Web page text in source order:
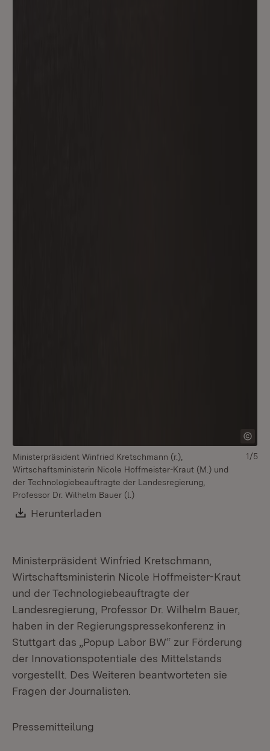
Ministerpräsident Winfried Kretschmann (r.),
Wirtschaftsministerin Nicole Hoffmeister-Kraut (M.) und
der Technologiebeauftragte der Landesregierung,
Professor Dr. Wilhelm Bauer (l.)
Download:
Herunterladen
1/5
Ministerpräsident Winfried Kretschmann,
Wirtschaftsministerin Nicole Hoffmeister-Kraut
und der Technologiebeauftragte der
Landesregierung, Professor Dr. Wilhelm Bauer,
haben in der Regierungspressekonferenz in
Stuttgart das „Popup Labor BW“ zur Förderung
der Innovationspotentiale des Mittelstands
vorgestellt. Des Weiteren beantworteten sie
Fragen der Journalisten.
Pressemitteilung